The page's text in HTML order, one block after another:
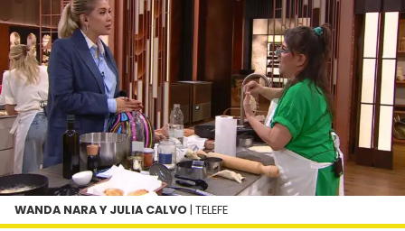
WANDA NARA Y JULIA CALVO | TELEFE